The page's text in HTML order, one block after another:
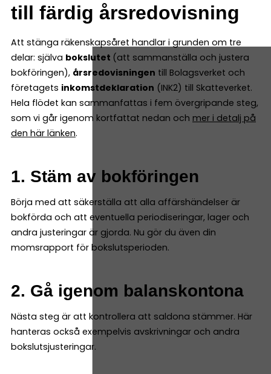
till färdig årsredovisning
Att stänga räkenskapsåret handlar i grunden om tre
delar: själva bokslutet (att sammanställa och justera
bokföringen), årsredovisningen till Bolagsverket och
företagets inkomstdeklaration (INK2) till Skatteverket.
Hela flödet kan sammanfattas i fem övergripande steg,
som vi går igenom kortfattat nedan och mer i detalj på
den här länken.
1. Stäm av bokföringen
Börja med att säkerställa att alla affärshändelser är
bokförda och att eventuella periodiseringar, lager och
andra justeringar är gjorda. Nu gör du även din
momsrapport för bokslutsperioden.
2. Gå igenom balanskontona
Nästa steg är att kontrollera att saldona stämmer. Här
hanteras också exempelvis avskrivningar och andra
bokslutsjusteringar.